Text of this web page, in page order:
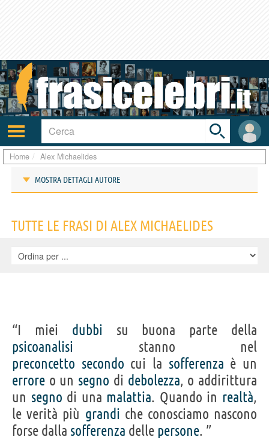
Attiva/disattiva
navigazione
User
area
Toggle
search
bar
Home Alex Michaelides
MOSTRA DETTAGLI AUTORE
IDENTIKIT E DATI ANAGRAFICI
Nome
Alex
Cognome Michaelides
Sesso maschile
Nazionalità britannica
Professione scrittore,sceneggiatore
LIBRI DI ALEX MICHAELIDES
TUTTE LE FRASI DI ALEX MICHAELIDES
“I miei dubbi su buona parte della
psicoanalisi stanno nel
preconcetto secondo cui la sofferenza è un
errore o un segno di debolezza, o addirittura
un segno di una malattia. Quando in realtà,
le verità più grandi che conosciamo nascono
forse dalla sofferenza delle persone. ”